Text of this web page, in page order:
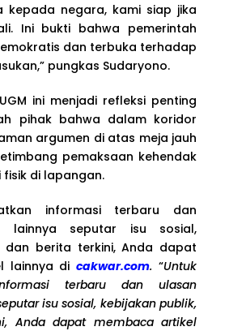
kepada negara, kami siap jika
Ini bukti bahwa pemerintah
dan terbuka terhadap
pungkas Sudaryono.
ini menjadi refleksi penting
pihak bahwa dalam koridor
argumen di atas meja jauh
pemaksaan kehendak
fisik di lapangan.
informasi terbaru dan
lainnya seputar isu sosial,
dan berita terkini, Anda dapat
lainnya dicakwar.com.“Untuk
terbaru dan ulasan
isu sosial, kebijakan publik,
Anda dapat membaca artikel